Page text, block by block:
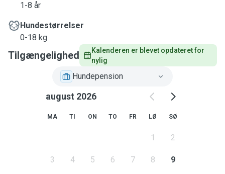
1-8 år
Hundestørrelser
0-18 kg
Tilgængelighed
Kalenderen er blevet opdateret for
nylig
Hundepension
august 2026
MA TI ON TO FR LØ SØ
1 2
3 4 5 6 7 8 9